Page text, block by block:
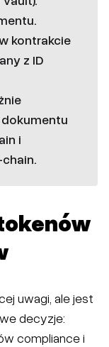
kontrakcie
z ID
i
uwagi, ale jest
decyzje:
compliance i